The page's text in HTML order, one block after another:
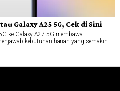
Galaxy A25 5G, Cek di Sini
ke Galaxy A27 5G membawa
kebutuhan harian yang semakin